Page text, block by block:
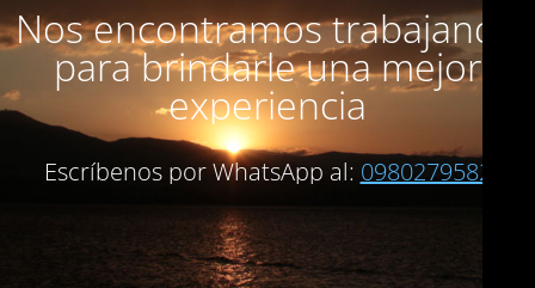
Nos encontramos trabajando
para brindarle una mejor
experiencia
Escríbenos por WhatsApp al: 0980279582